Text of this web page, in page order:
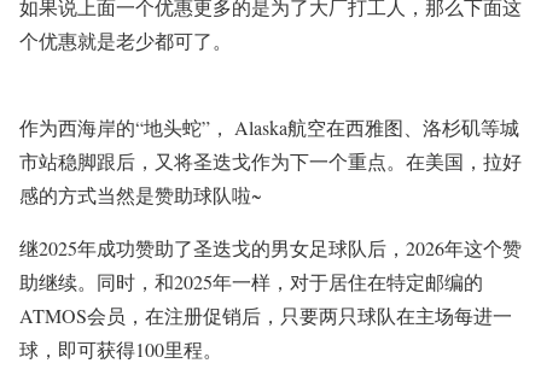
如果说上面一个优惠更多的是为了大厂打工人，那么下面这
个优惠就是老少都可了。
作为西海岸的“地头蛇”， Alaska航空在西雅图、洛杉矶等城
市站稳脚跟后，又将圣迭戈作为下一个重点。在美国，拉好
感的方式当然是赞助球队啦~
继2025年成功赞助了圣迭戈的男女足球队后，2026年这个赞
助继续。同时，和2025年一样，对于居住在特定邮编的
ATMOS会员，在注册促销后，只要两只球队在主场每进一
球，即可获得100里程。